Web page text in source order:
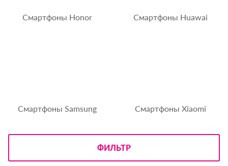
Смартфоны Honor Смартфоны Huawai
Смартфоны Samsung Смартфоны Xiaomi
ФИЛЬТР